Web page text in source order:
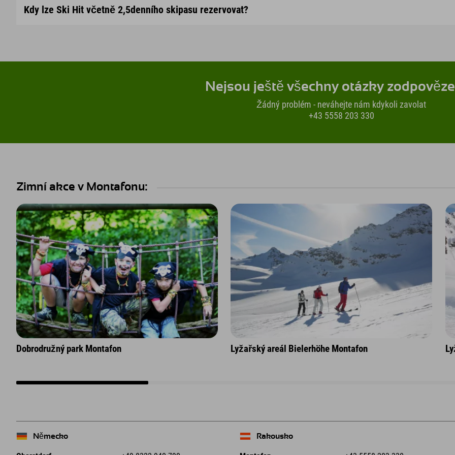
bezplatný lyžařský kurz
Kdy lze Ski Hit včetně 2,5denního skipasu rezervovat?
5. dubna 2026 až 9. dubna 2026
Nejsou ještě všechny otázky
Žádný problém - neváhejte nám kdykoli zavolat
+43 5558 203 330
Zimní akce v Montafonu:
Dobrodružný park Montafon Lyžařský areál Bielerhöhe Montafon
Německo Rakousko